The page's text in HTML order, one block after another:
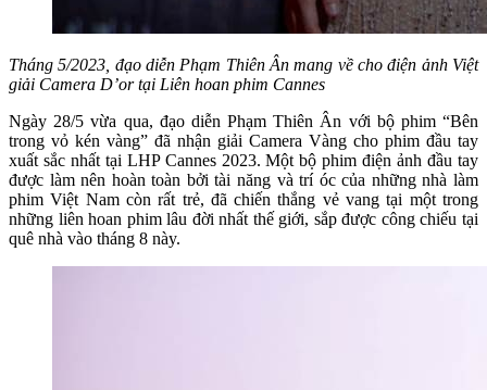
Tháng 5/2023, đạo diễn Phạm Thiên Ân mang về cho điện ảnh Việt
giải Camera D’or tại Liên hoan phim Cannes
Ngày 28/5 vừa qua, đạo diễn Phạm Thiên Ân với bộ phim “Bên
trong vỏ kén vàng” đã nhận giải Camera Vàng cho phim đầu tay
xuất sắc nhất tại LHP Cannes 2023. Một bộ phim điện ảnh đầu tay
được làm nên hoàn toàn bởi tài năng và trí óc của những nhà làm
phim Việt Nam còn rất trẻ, đã chiến thắng vẻ vang tại một trong
những liên hoan phim lâu đời nhất thế giới, sắp được công chiếu tại
quê nhà vào tháng 8 này.